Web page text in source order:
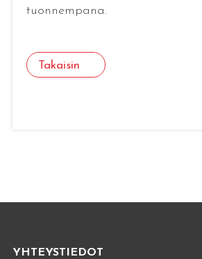
tuonnempana.
Takaisin
YHTEYSTIEDOT